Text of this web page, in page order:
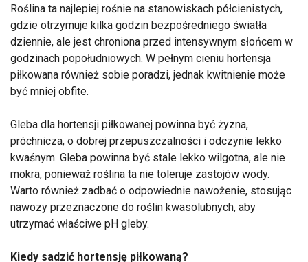
Roślina ta najlepiej rośnie na stanowiskach półcienistych,
gdzie otrzymuje kilka godzin bezpośredniego światła
dziennie, ale jest chroniona przed intensywnym słońcem w
godzinach popołudniowych. W pełnym cieniu hortensja
piłkowana również sobie poradzi, jednak kwitnienie może
być mniej obfite.
Gleba dla hortensji piłkowanej powinna być żyzna,
próchnicza, o dobrej przepuszczalności i odczynie lekko
kwaśnym. Gleba powinna być stale lekko wilgotna, ale nie
mokra, ponieważ roślina ta nie toleruje zastojów wody.
Warto również zadbać o odpowiednie nawożenie, stosując
nawozy przeznaczone do roślin kwasolubnych, aby
utrzymać właściwe pH gleby.
Kiedy sadzić hortensję piłkowaną?